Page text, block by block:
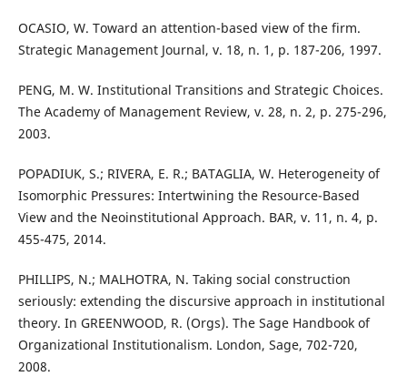
OCASIO, W. Toward an attention-based view of the firm.
Strategic Management Journal, v. 18, n. 1, p. 187-206, 1997.
PENG, M. W. Institutional Transitions and Strategic Choices.
The Academy of Management Review, v. 28, n. 2, p. 275-296,
2003.
POPADIUK, S.; RIVERA, E. R.; BATAGLIA, W. Heterogeneity of
Isomorphic Pressures: Intertwining the Resource-Based
View and the Neoinstitutional Approach. BAR, v. 11, n. 4, p.
455-475, 2014.
PHILLIPS, N.; MALHOTRA, N. Taking social construction
seriously: extending the discursive approach in institutional
theory. In GREENWOOD, R. (Orgs). The Sage Handbook of
Organizational Institutionalism. London, Sage, 702-720,
2008.